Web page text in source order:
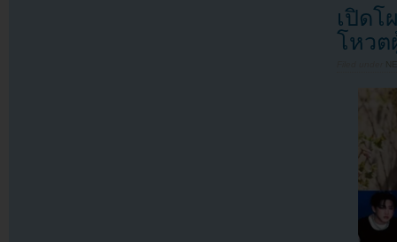
เปิดโ
โหวต